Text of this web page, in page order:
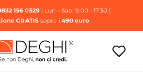
156 0529| Lun - Sab: 9.00 - 17.30 |
GRATISsopra i 490 euro